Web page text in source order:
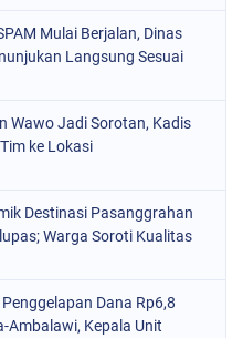
Mulai Berjalan, Dinas
Langsung Sesuai
Wawo Jadi Sorotan, Kadis
ke Lokasi
Destinasi Pasanggrahan
Warga Soroti Kualitas
Dana Rp6,8
Ambalawi, Kepala Unit